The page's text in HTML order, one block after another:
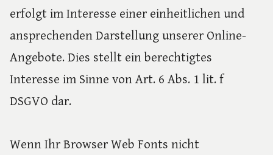
erfolgt im Interesse einer einheitlichen und
ansprechenden Darstellung unserer Online-
Angebote. Dies stellt ein berechtigtes
Interesse im Sinne von Art. 6 Abs. 1 lit. f
DSGVO dar.
Wenn Ihr Browser Web Fonts nicht